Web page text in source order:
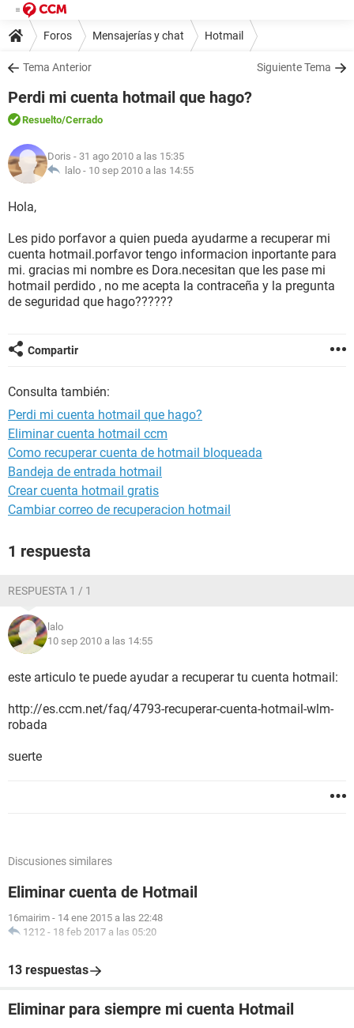
Foros Mensajerías y chat Hotmail
Tema Anterior Siguiente Tema
Perdi mi cuenta hotmail que hago?
Resuelto/Cerrado
Doris - 31 ago 2010 a las 15:35
lalo - 10 sep 2010 a las 14:55
Hola,
Les pido porfavor a quien pueda ayudarme a recuperar mi
cuenta hotmail.porfavor tengo informacion inportante para
mi. gracias mi nombre es Dora.necesitan que les pase mi
hotmail perdido , no me acepta la contraceña y la pregunta
de seguridad que hago??????
Compartir
Consulta también:
Perdi mi cuenta hotmail que hago?
Eliminar cuenta hotmail ccm
Como recuperar cuenta de hotmail bloqueada
Bandeja de entrada hotmail
Crear cuenta hotmail gratis
Cambiar correo de recuperacion hotmail
1 respuesta
RESPUESTA 1 / 1
lalo
10 sep 2010 a las 14:55
este articulo te puede ayudar a recuperar tu cuenta hotmail:
http://es.ccm.net/faq/4793-recuperar-cuenta-hotmail-wlm-
robada
suerte
Discusiones similares
Eliminar cuenta de Hotmail
16mairim - 14 ene 2015 a las 22:48
1212 - 18 feb 2017 a las 05:20
13 respuestas
Eliminar para siempre mi cuenta Hotmail